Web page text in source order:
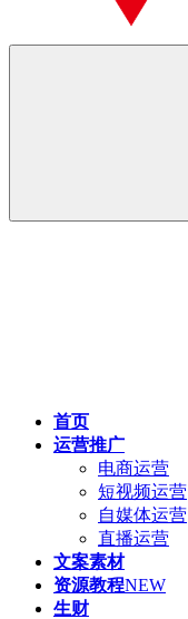
首页
运营推广
电商运营
短视频运营
自媒体运营
直播运营
文案素材
资源教程NEW
生财